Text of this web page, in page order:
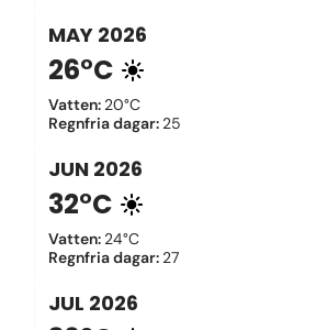
MAY 2026
26°C
Vatten: 20°C
Regnfria dagar: 25
JUN 2026
32°C
Vatten: 24°C
Regnfria dagar: 27
JUL 2026